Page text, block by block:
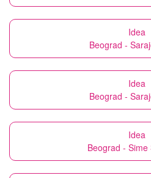
Idea
Beograd -
Idea
Beograd -
Idea
Beograd - Sime